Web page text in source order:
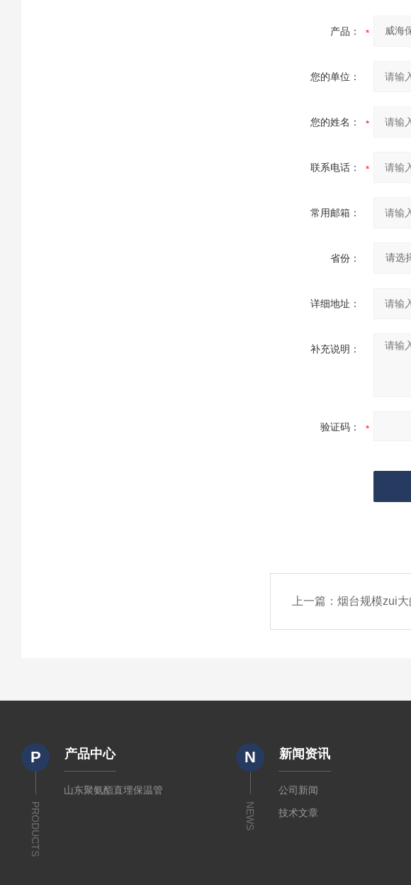
产品：
您的单位：
您的姓名：
联系电话：
常用邮箱：
省份：
详细地址：
补充说明：
验证码：
上一篇：烟台规模zui大的
P
PRODUCTS
产品中心
山东聚氨酯直埋保温管
N
NEWS
新闻资讯
公司新闻
技术文章